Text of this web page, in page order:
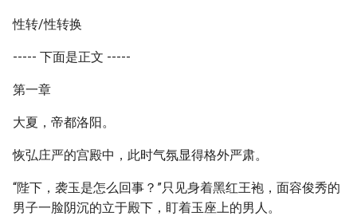
性转/性转换
----- 下面是正文 -----
第一章
大夏，帝都洛阳。
恢弘庄严的宫殿中，此时气氛显得格外严肃。
“陛下，袭玉是怎么回事？”只见身着黑红王袍，面容俊秀的
男子一脸阴沉的立于殿下，盯着玉座上的男人。